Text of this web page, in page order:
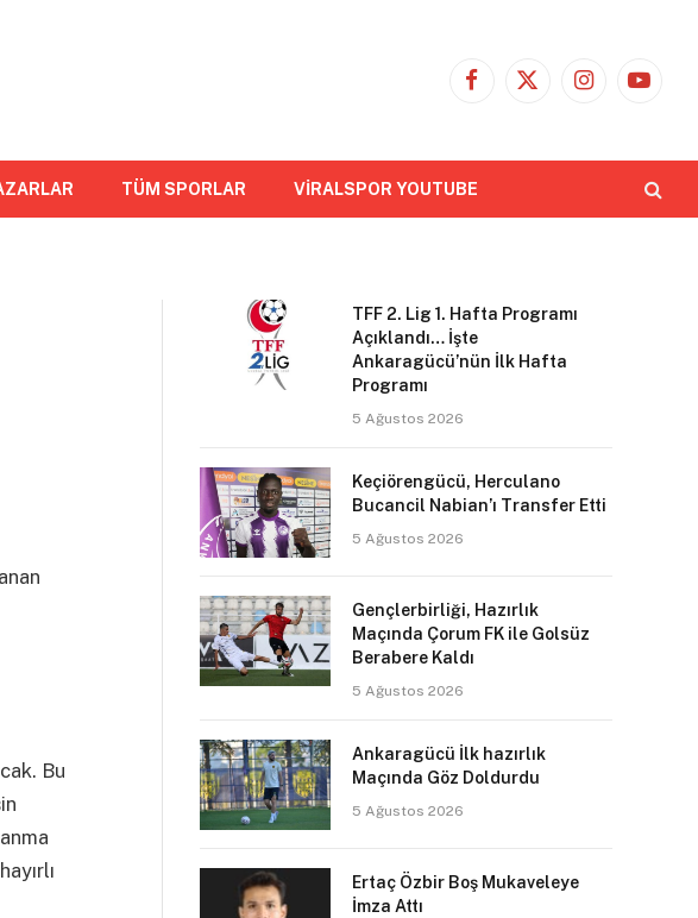
Facebook
X
Instagram
TÜM SPORLAR VİRALSPOR YOUTUBE
Bu
TFF 2. Lig 1. Hafta Programı
Açıklandı… İşte
Ankaragücü’nün İlk Hafta
Programı
5 Ağustos 2026
Keçiörengücü, Herculano
Bucancil Nabian’ı Transfer Etti
5 Ağustos 2026
Gençlerbirliği, Hazırlık
Maçında Çorum FK ile Golsüz
Berabere Kaldı
5 Ağustos 2026
Ankaragücü İlk hazırlık
Maçında Göz Doldurdu
5 Ağustos 2026
Ertaç Özbir Boş Mukaveleye
İmza Attı